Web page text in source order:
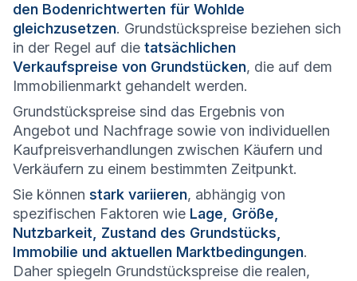
den Bodenrichtwerten für Wohlde
gleichzusetzen. Grundstückspreise beziehen sich
in der Regel auf die tatsächlichen
Verkaufspreise von Grundstücken, die auf dem
Immobilienmarkt gehandelt werden.
Grundstückspreise sind das Ergebnis von
Angebot und Nachfrage sowie von individuellen
Kaufpreisverhandlungen zwischen Käufern und
Verkäufern zu einem bestimmten Zeitpunkt.
Sie können stark variieren, abhängig von
spezifischen Faktoren wie Lage, Größe,
Nutzbarkeit, Zustand des Grundstücks,
Immobilie und aktuellen Marktbedingungen.
Daher spiegeln Grundstückspreise die realen,